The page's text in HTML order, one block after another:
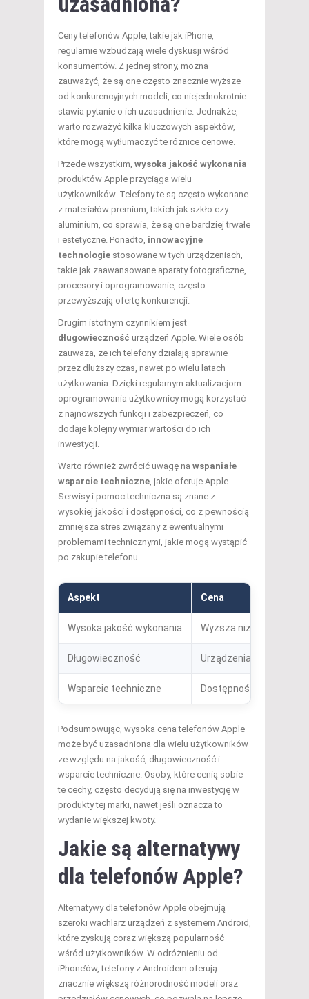
Ceny telefonów Apple, takie jak iPhone,
regularnie wzbudzają wiele dyskusji wśród
konsumentów. Z jednej strony, można
zauważyć, że są one często znacznie wyższe
od konkurencyjnych modeli, co niejednokrotnie
stawia pytanie o ich uzasadnienie. Jednakże,
warto rozważyć kilka kluczowych aspektów,
które mogą wytłumaczyć te różnice cenowe.
Przede wszystkim, wysoka jakość wykonania
produktów Apple przyciąga wielu
użytkowników. Telefony te są często wykonane
z materiałów premium, takich jak szkło czy
aluminium, co sprawia, że są one bardziej trwałe
i estetyczne. Ponadto, innowacyjne
technologie stosowane w tych urządzeniach,
takie jak zaawansowane aparaty fotograficzne,
procesory i oprogramowanie, często
przewyższają ofertę konkurencji.
Drugim istotnym czynnikiem jest
długowieczność urządzeń Apple. Wiele osób
zauważa, że ich telefony działają sprawnie
przez dłuższy czas, nawet po wielu latach
użytkowania. Dzięki regularnym aktualizacjom
oprogramowania użytkownicy mogą korzystać
z najnowszych funkcji i zabezpieczeń, co
dodaje kolejny wymiar wartości do ich
inwestycji.
Warto również zwrócić uwagę na wspaniałe
wsparcie techniczne, jakie oferuje Apple.
Serwisy i pomoc techniczna są znane z
wysokiej jakości i dostępności, co z pewnością
zmniejsza stres związany z ewentualnymi
problemami technicznymi, jakie mogą wystąpić
po zakupie telefonu.
Aspekt Cena
Wysoka jakość wykonania Wyższa niż u
Długowieczność Urządzenia działają
Wsparcie techniczne Dostępność i jakość
Podsumowując, wysoka cena telefonów Apple
może być uzasadniona dla wielu użytkowników
ze względu na jakość, długowieczność i
wsparcie techniczne. Osoby, które cenią sobie
te cechy, często decydują się na inwestycję w
produkty tej marki, nawet jeśli oznacza to
wydanie większej kwoty.
Jakie są alternatywy
dla telefonów Apple?
Alternatywy dla telefonów Apple obejmują
szeroki wachlarz urządzeń z systemem Android,
które zyskują coraz większą popularność
wśród użytkowników. W odróżnieniu od
iPhone’ów, telefony z Androidem oferują
znacznie większą różnorodność modeli oraz